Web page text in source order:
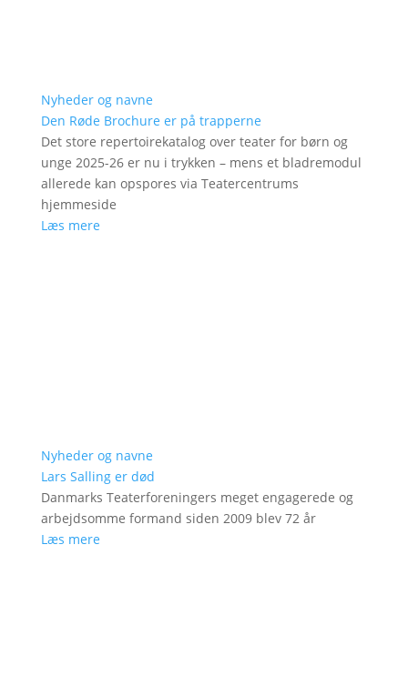
Nyheder og navne
Den Røde Brochure er på trapperne
Det store repertoirekatalog over teater for børn og
unge 2025-26 er nu i trykken – mens et bladremodul
allerede kan opspores via Teatercentrums
hjemmeside
Læs mere
Nyheder og navne
Lars Salling er død
Danmarks Teaterforeningers meget engagerede og
arbejdsomme formand siden 2009 blev 72 år
Læs mere